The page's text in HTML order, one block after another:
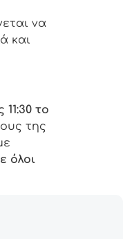
να
και
το
της
όλοι